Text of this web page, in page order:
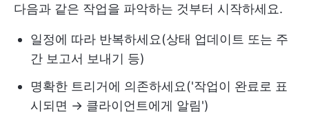
다음과 같은 작업을 파악하는 것부터 시작하세요.
일정에 따라 반복하세요(상태 업데이트 또는 주
간 보고서 보내기 등)
명확한 트리거에 의존하세요('작업이 완료로 표
시되면 → 클라이언트에게 알림')